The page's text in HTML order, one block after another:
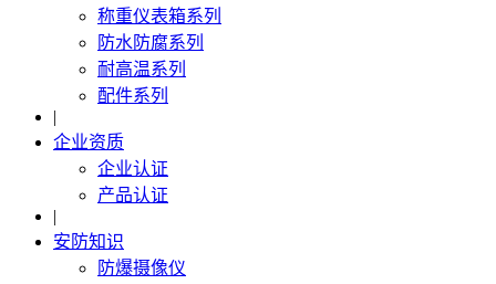
称重仪表箱系列
防水防腐系列
耐高温系列
配件系列
|
企业资质
企业认证
产品认证
|
安防知识
防爆摄像仪